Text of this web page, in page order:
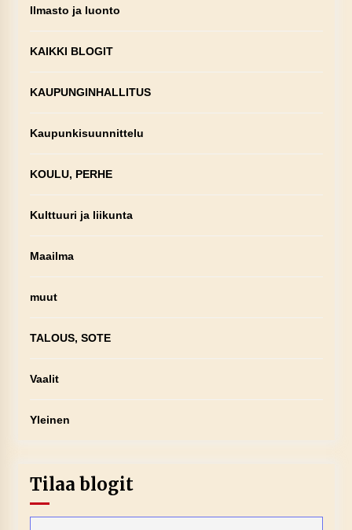
Ilmasto ja luonto
KAIKKI BLOGIT
KAUPUNGINHALLITUS
Kaupunkisuunnittelu
KOULU, PERHE
Kulttuuri ja liikunta
Maailma
muut
TALOUS, SOTE
Vaalit
Yleinen
Tilaa blogit